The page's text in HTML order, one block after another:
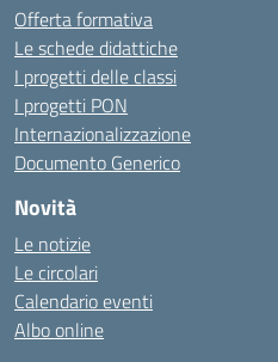
Offerta formativa
Le schede didattiche
I progetti delle classi
I progetti PON
Internazionalizzazione
Documento Generico
Novità
Le notizie
Le circolari
Calendario eventi
Albo online